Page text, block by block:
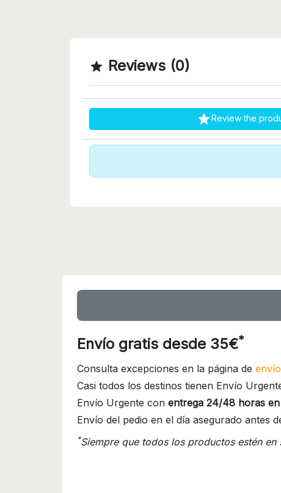
 Reviews (0)
Review the
Envío gratis desde 35€*
Consulta excepciones en la página de
Casi todos los destinos tienen Envío
Envío Urgente con entrega 24/48 horas
Envío del pedio en el día asegurado antes
*Siempre que todos los productos estén en